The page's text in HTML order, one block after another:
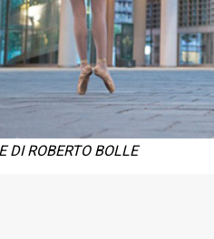
DI ROBERTO BOLLE